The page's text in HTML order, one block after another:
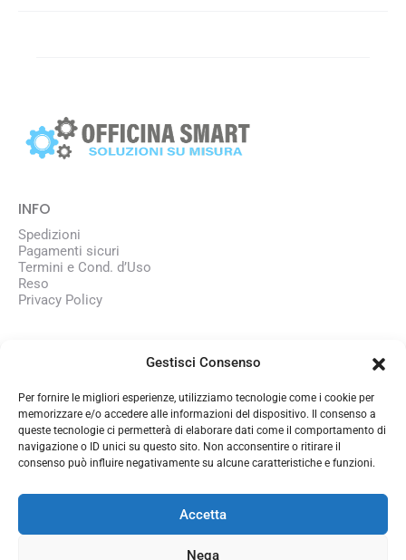
Gestisci Consenso
Per fornire le migliori esperienze, utilizziamo tecnologie come i cookie per
memorizzare e/o accedere alle informazioni del dispositivo. Il consenso a
queste tecnologie ci permetterà di elaborare dati come il comportamento di
navigazione o ID unici su questo sito. Non acconsentire o ritirare il
consenso può influire negativamente su alcune caratteristiche e funzioni.
Accetta
Nega
INFO
Spedizioni
Pagamenti sicuri
Termini e Cond. d’Uso
Reso
Privacy Policy
Lavora con noi
CONTATTI
350 1345101
info@officinasmart.com